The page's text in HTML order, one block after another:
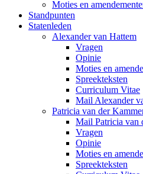
Moties en
Standpunten
Statenleden
Alexander van Hattem
Vragen
Opinie
Moties en
Spreekteksten
Curriculum Vitae
Mail Alexander
Patricia van der
Mail Patricia van
Vragen
Opinie
Moties en
Spreekteksten